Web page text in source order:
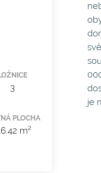
je
3
PLOCHA
m2